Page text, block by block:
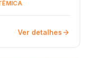
Ver detalhes